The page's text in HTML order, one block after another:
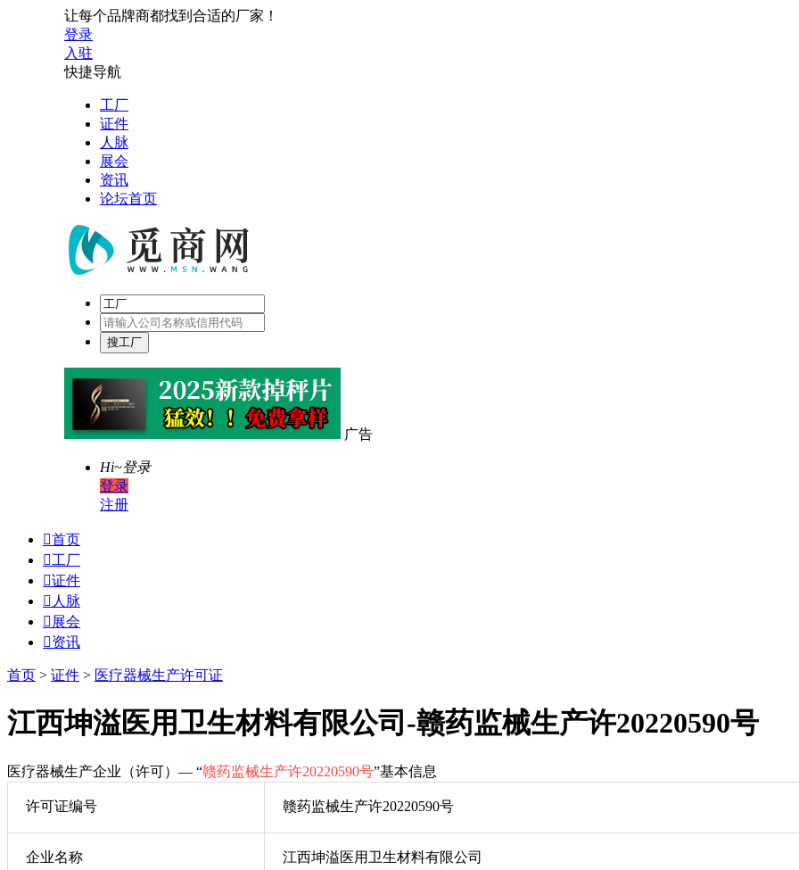
让每个品牌商都找到合适的厂家！
登录
入驻
快捷导航
工厂
证件
人脉
展会
资讯
论坛首页
广告
Hi~登录
登录
注册
首页
工厂
证件
 人脉
 展会
资讯
首页 > 证件 > 医疗器械生产许可证
江西坤溢医用卫生材料有限公司-赣药监械生产许20220590号
医疗器械生产企业（许可）— “赣药监械生产许20220590号”基本信息
许可证编号 赣药监械生产许20220590号
企业名称 江西坤溢医用卫生材料有限公司